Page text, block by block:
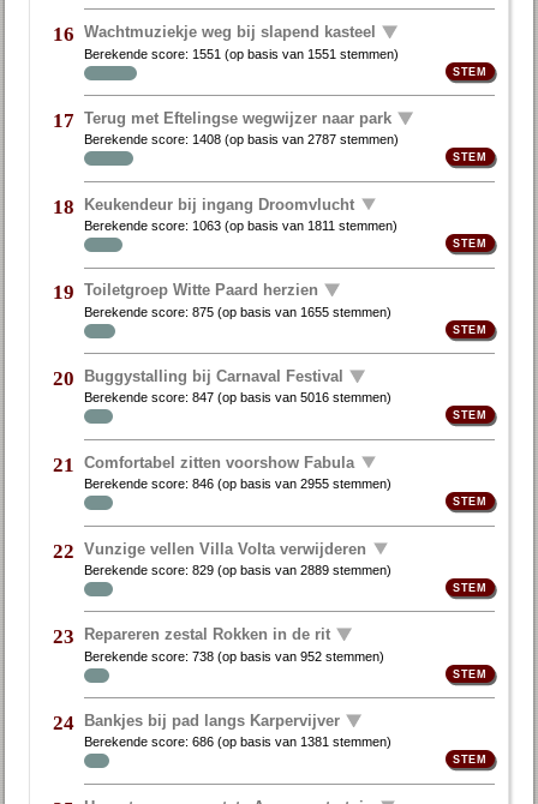
16 Wachtmuziekje weg bij slapend kasteel
Berekende score: 1551 (op basis van 1551 stemmen)
17 Terug met Eftelingse wegwijzer naar park
Berekende score: 1408 (op basis van2787 stemmen)
18 Keukendeur bij ingang Droomvlucht
Berekende score: 1063 (op basis van 1811 stemmen)
19 Toiletgroep Witte Paard herzien
Berekende score:875 (op basis van 1655 stemmen)
20 Buggystalling bij Carnaval Festival
Berekende score:847 (op basis van5016 stemmen)
21 Comfortabel zitten voorshow Fabula
Berekende score:846 (op basis van2955 stemmen)
22 Vunzige vellen Villa Volta verwijderen
Berekende score:829 (op basis van2889 stemmen)
23 Repareren zestal Rokken in de rit
Berekende score:738 (op basis van952 stemmen)
24 Bankjes bij pad langs Karpervijver
Berekende score:686 (op basis van 1381 stemmen)